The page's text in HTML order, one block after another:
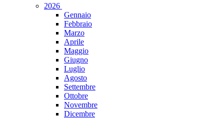
2026
Gennaio
Febbraio
Marzo
Aprile
Maggio
Giugno
Luglio
Agosto
Settembre
Ottobre
Novembre
Dicembre